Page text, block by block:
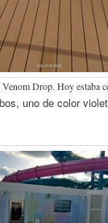
Venom Drop. Hoy estaba
uno de color